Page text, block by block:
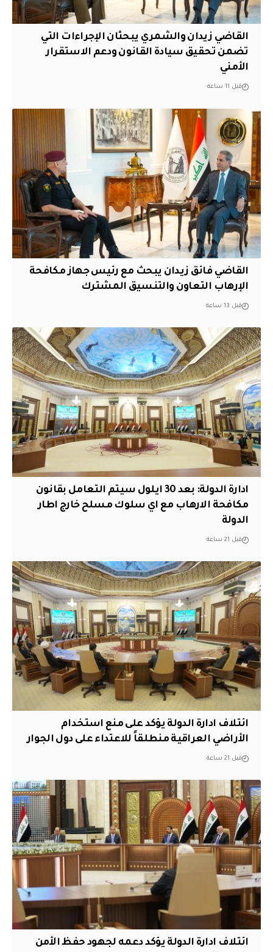
القاضي زيدان والشمري يبحثان الإجراءات التي
تضمن تحقيق سيادة القانون ودعم الاستقرار
الأمني
قبل 11 ساعة
القاضي فائق زيدان يبحث مع رئيس جهاز مكافحة
الإرهاب التعاون والتنسيق المشترك
قبل 13 ساعة
ادارة الدولة: بعد 30 ايلول سيتم التعامل بقانون
مكافحة الارهاب مع اي سلوك مسلح خارج اطار
الدولة
قبل 21 ساعة
ائتلاف ادارة الدولة يؤكد على منع استخدام
الأراضي العراقية منطلقاً للاعتداء على دول الجوار
قبل 21 ساعة
ائتلاف ادارة الدولة يؤكد دعمه لجهود حفظ الأمن